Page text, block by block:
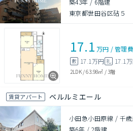
築43年 / 6階建
東京都世田谷区砧５
17.1 万円 /管理費
敷 17.1万円 礼 17.1
2LDK/63.98㎡ /3階
賃貸アパート ベルルミエール
小田急小田原線 / 千
築6年 / 2階建